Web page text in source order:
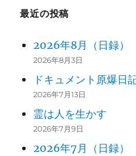
最近の投稿
2026年8月（日録）
2026年8月3日
ドキュメント原爆日
2026年7月13日
霊は人を生かす
2026年7月9日
2026年7月（日録）